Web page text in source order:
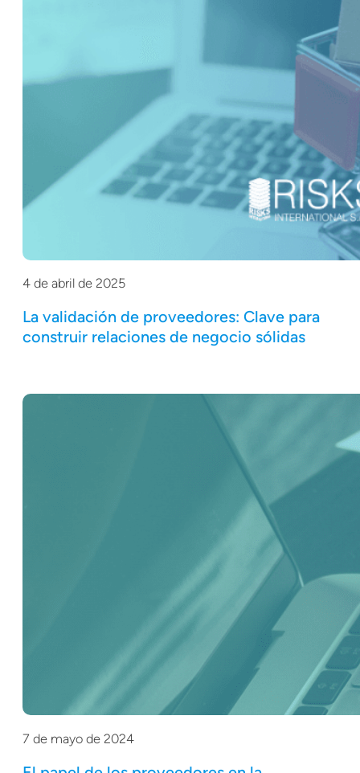
4 de abril de 2025
La validación de proveedores: Clave para
construir relaciones de negocio sólidas
7 de mayo de 2024